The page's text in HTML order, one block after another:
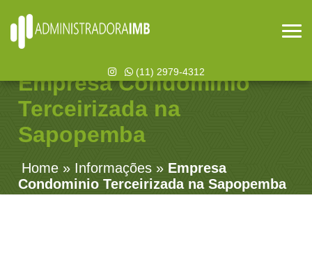
(11) 2979-4312
Empresa Condominio
Terceirizada na
Sapopemba
Home » Informações » Empresa
Condominio Terceirizada na Sapopemba